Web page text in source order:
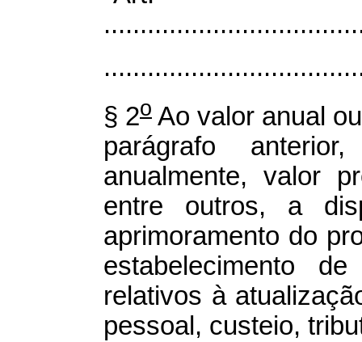
§ 2o Ao valor anual
parágrafo
anualmente, valor
entre outros, a
aprimoramento do
estabelecimento
relativos à
pessoal, custeio,